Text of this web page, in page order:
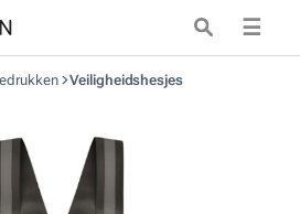
☰
Veiligheidshesjes